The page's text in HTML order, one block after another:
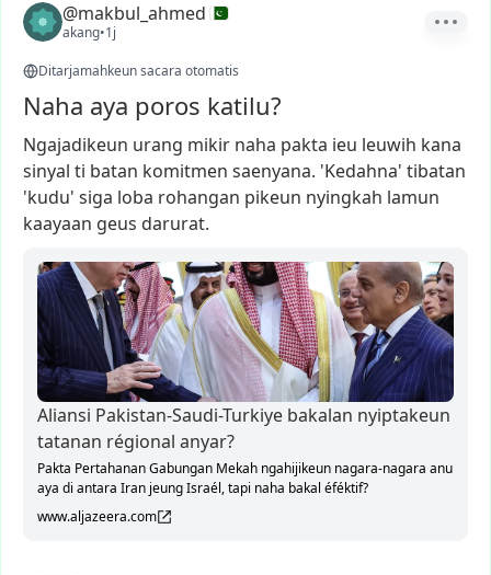
@makbul_ahmed
akang•1j
Ditarjamahkeun sacara otomatis
Naha aya poros katilu?
Ngajadikeun urang mikir naha pakta ieu leuwih kana
sinyal ti batan komitmen saenyana. 'Kedahna' tibatan
'kudu' siga loba rohangan pikeun nyingkah lamun
kaayaan geus darurat.
Aliansi Pakistan-Saudi-Turkiye bakalan nyiptakeun
tatanan régional anyar?
Pakta Pertahanan Gabungan Mekah ngahijikeun nagara-nagara anu
aya di antara Iran jeung Israél, tapi naha bakal éféktif?
www.aljazeera.com